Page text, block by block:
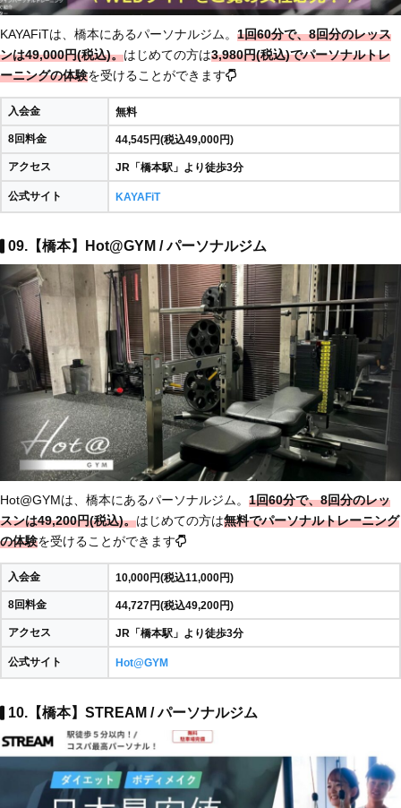
KAYAFiTは、橋本にあるパーソナルジム。 1回60分で、8回分のレッス
ンは49,000円(税込)。はじめての方は3,980円(税込)でパーソナルトレ
ーニングの体験を受けることができます
入会金 無料
8回料金 44,545円(税込49,000円)
アクセス JR「橋本駅」より徒歩3分
公式サイト KAYAFiT
09.【橋本】Hot@GYM / パーソナルジム
Hot@GYMは、橋本にあるパーソナルジム。 1回60分で、8回分のレッ
スンは49,200円(税込)。はじめての方は無料でパーソナルトレーニング
の体験を受けることができます
入会金 10,000円(税込11,000円)
8回料金 44,727円(税込49,200円)
アクセス JR「橋本駅」より徒歩3分
公式サイト Hot@GYM
10.【橋本】STREAM / パーソナルジム